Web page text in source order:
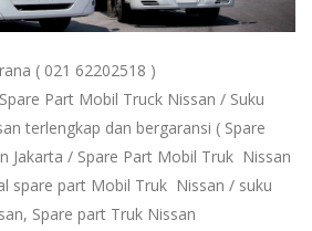
( 021 62202518 )
Part Mobil Truck Nissan / Suku
terlengkap dan bergaransi ( Spare
Jakarta / Spare Part Mobil Truk Nissan
spare part Mobil Truk Nissan / suku
Spare part Truk Nissan